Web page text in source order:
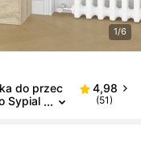
1/6
do przec
Sypial
4,98
(51)